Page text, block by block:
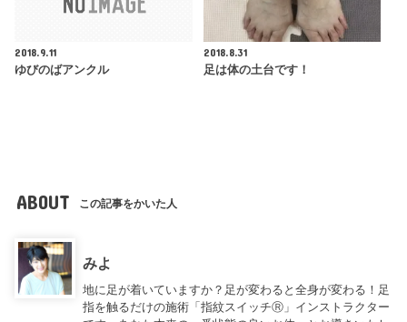
2018.9.11
ゆびのばアンクル
2018.8.31
足は体の土台です！
ABOUT この記事をかいた人
みよ
地に足が着いていますか？足が変わると全身が変わる！足
指を触るだけの施術「指紋スイッチⓇ」インストラクター